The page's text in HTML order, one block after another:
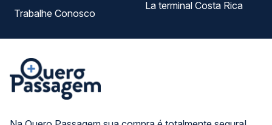
Trabalhe Conosco
La terminal Costa Rica